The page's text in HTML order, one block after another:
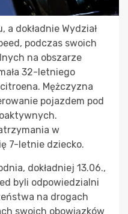
dokładnie Wydział
podczas swoich
na obszarze
32-letniego
Mężczyzna
pojazdem pod
w
7-letnie dziecko.
dokładniej 13.06.,
byli odpowiedzialni
na drogach
swoich obowiązków